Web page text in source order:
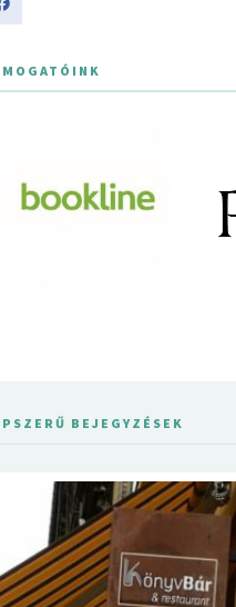
BEJEGYZÉSEK